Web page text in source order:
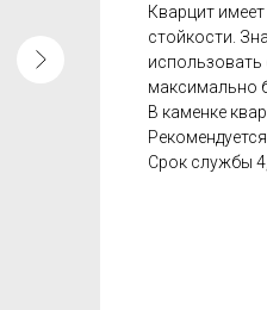
Кварцит
стойкости.
использовать
максимально
В каменке
Срок службы